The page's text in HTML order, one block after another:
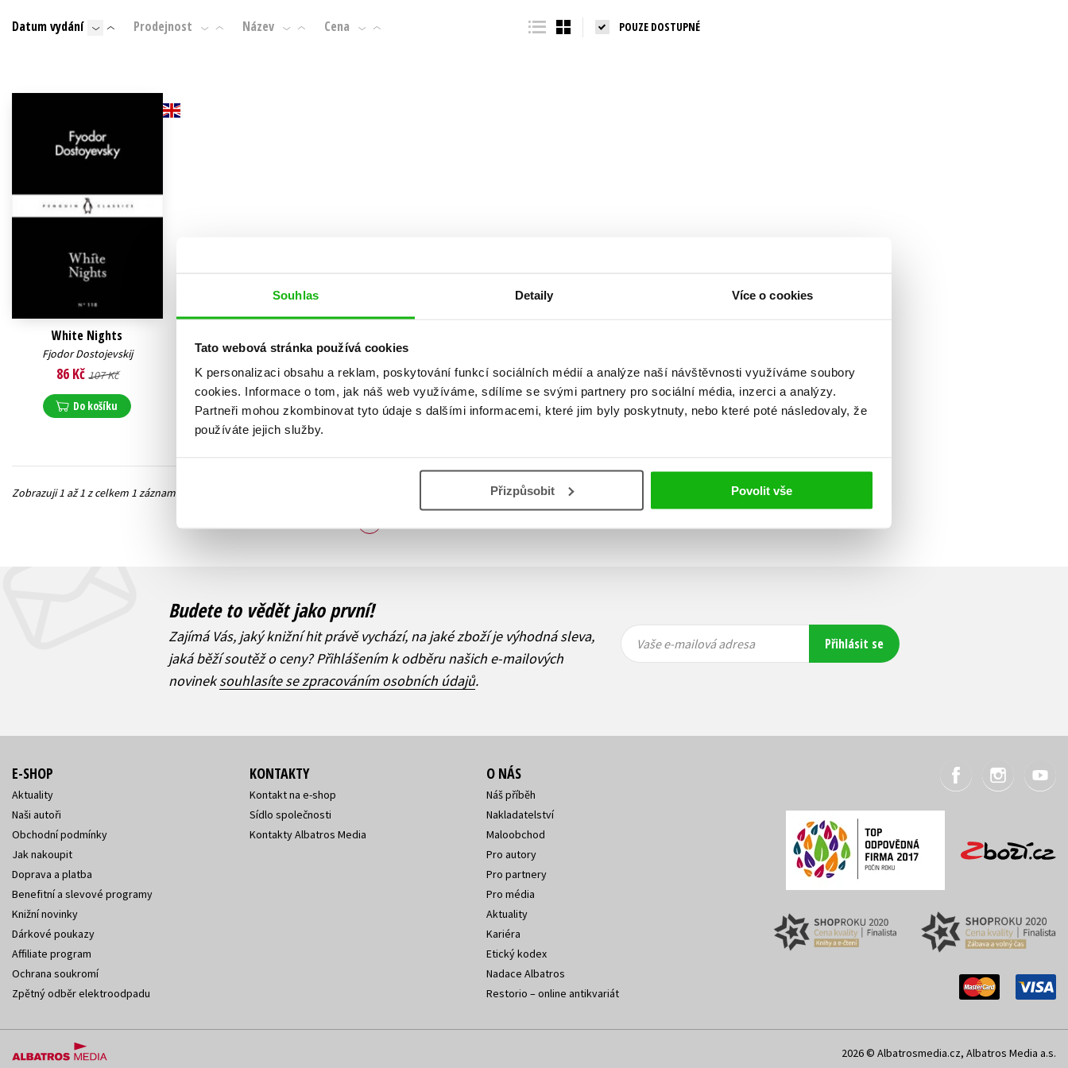
Souhlas Detaily Více o cookies
Tato webová stránka používá cookies
K personalizaci obsahu a reklam, poskytování funkcí sociálních médií a analýze naší návštěvnosti využíváme soubory
cookies. Informace o tom, jak náš web využíváme, sdílíme se svými partnery pro sociální média, inzerci a analýzy.
Partneři mohou zkombinovat tyto údaje s dalšími informacemi, které jim byly poskytnuty, nebo které poté následovaly, že
používáte jejich služby.
Přizpůsobit Povolit vše
Beletrie pro děti
Byznys a ekonomie
Jazyky
Populárně - naučné pro děti
Young adult (SK)
Datum vydání Prodejnost Název Cena POUZE DOSTUPNÉ
White Nights
Fjodor Dostojevskij
86 Kč 107 Kč
Do košíku
Zobraz záznamů
Zobrazuji 1 až 1 z celkem 1 záznamů
Budete to vědět jako první!
Zajímá Vás, jaký knižní hit právě vychází, na jaké zboží je výhodná sleva,
jaká běží soutěž o ceny? Přihlášením k odběru našich e-mailových
novineksouhlasíte se zpracováním osobních údajů.
Vaše e-
mailová
Vaše e-
mailová
Vaše e-mailová adresa Přihlásit se
E-SHOP
Aktuality
Naši autoři
Obchodní podmínky
Jak nakoupit
Doprava a platba
Benefitní a slevové programy
Knižní novinky
Dárkové poukazy
Affiliate program
Ochrana soukromí
Zpětný odběr elektroodpadu
KONTAKTY
Kontakt na e-shop
Sídlo společnosti
Kontakty Albatros Media
O NÁS
Náš příběh
Nakladatelství
Maloobchod
Pro autory
Pro partnery
Pro média
Aktuality
Kariéra
Etický kodex
Nadace Albatros
Restorio – online antikvariát
2026 © Albatrosmedia.cz, Albatros Media a.s.